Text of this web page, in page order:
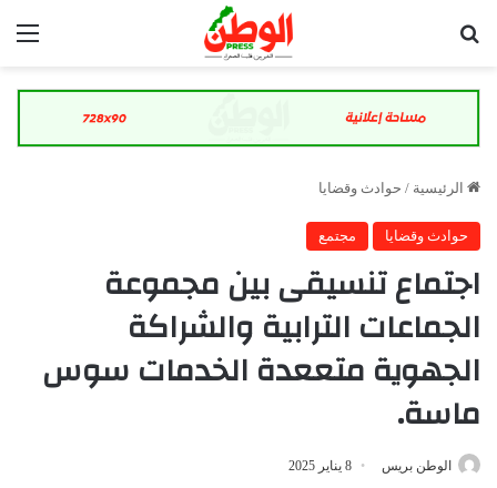
الرئيسية / حوادث وقضايا
حوادث وقضايا مجتمع
اجتماع تنسيقى بين مجموعة
الجماعات الترابية والشراكة
الجهوية متععدة الخدمات سوس
ماسة.
الوطن بريس 8 يناير 2025